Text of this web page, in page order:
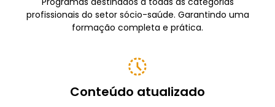
profissionais do setor sócio-saúde. Garantindo uma
formação completa e prática.
Conteúdo atualizado